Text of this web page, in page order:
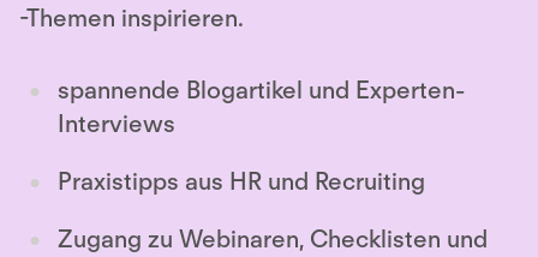
-Themen inspirieren.
spannende Blogartikel und Experten-
Interviews
Praxistipps aus HR und Recruiting
Zugang zu Webinaren, Checklisten und